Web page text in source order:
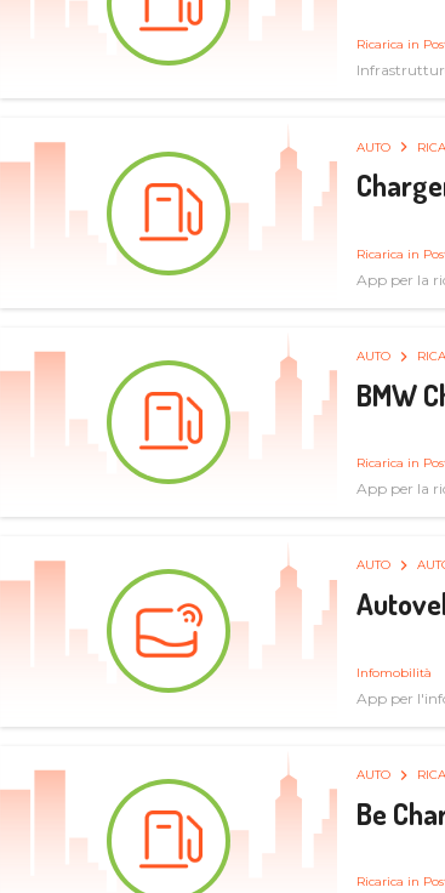
Ricarica in
AUTO
Ricarica in
App per la
AUTO
BMW
Ricarica in
App per la
AUTO
Infomobilità
App per
AUTO
Be
Ricarica in